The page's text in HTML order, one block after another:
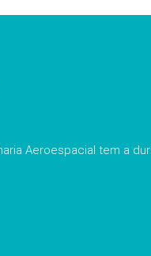
Aeroespacial tem a